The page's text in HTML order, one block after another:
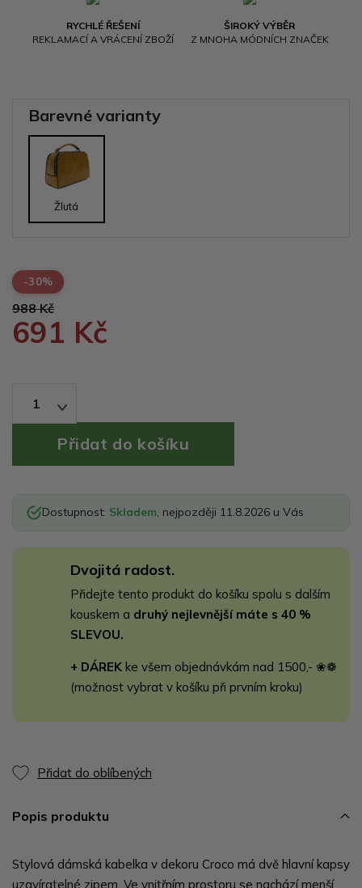
RYCHLÉ ŘEŠENÍ
REKLAMACÍ A VRÁCENÍ ZBOŽÍ
ŠIROKÝ VÝBĚR
Z MNOHA MÓDNÍCH ZNAČEK
Barevné varianty
Žlutá
-30%
988 Kč
691 Kč
1
Dostupnost: Skladem, nejpozději 11.8.2026 u Vás
Dvojitá radost.
Přidejte tento produkt do košíku spolu s dalším
kouskem a druhý nejlevnější máte s 40 %
SLEVOU.
+ DÁREK ke všem objednávkám nad 1500,- ❀❁
(možnost vybrat v košíku při prvním kroku)
Přidat do oblíbených
Popis produktu
Stylová dámská kabelka v dekoru Croco má dvě hlavní kapsy
uzavíratelné zipem. Ve vnitřním prostoru se nachází menší